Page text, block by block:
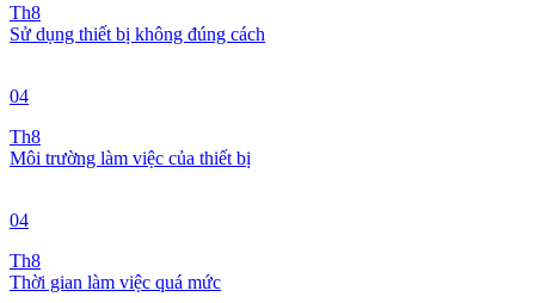
Th8
Sử dụng thiết bị không đúng cách
04
Th8
Môi trường làm việc của thiết bị
04
Th8
Thời gian làm việc quá mức